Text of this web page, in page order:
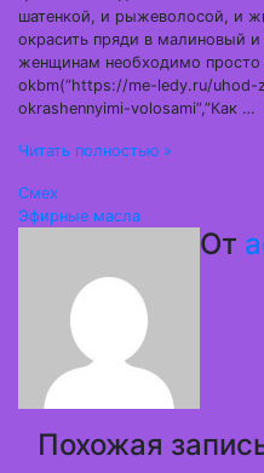
шатенкой, и рыжеволосой, и
окрасить пряди в малиновый
женщинам необходимо
okbm(“https://me-ledy.ru/
okrashennyimi-volosami”,”Как …
Читать полностью »
Навигация
записям
Смех
Эфирные масла
От
Похожая